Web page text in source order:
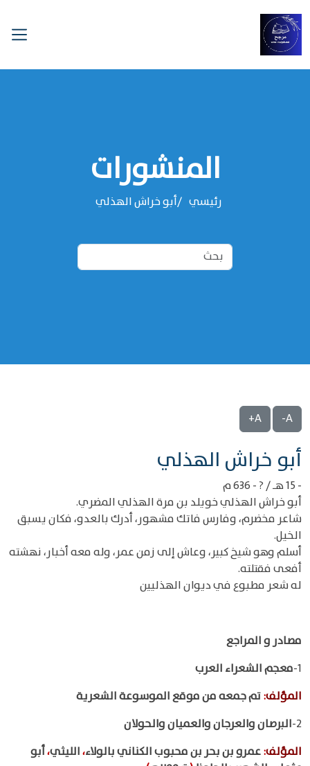
المنشورات
رئيسي ‌‌أبو خراش الهذلي
A-
A+
‌‌أبو خراش الهذلي
- 15 هـ / ? - 636 م
أبو خراش الهذلي خويلد بن مرة الهذلي المضري.
شاعر مخضرم، وفارس فاتك مشهور، أدرك بالعدو، فكان يسبق
الخيل.
أسلم وهو شيخ كبير، وعاش إلى زمن عمر، وله معه أخبار، نهشته
أفعى فقتلته.
له شعر مطبوع في ديوان الهذليين
مصادر و المراجع
1- معجم الشعراء العرب
المؤلف:تم جمعه من موقع الموسوعة الشعرية
2- البرصان والعرجان والعميان والحولان
المؤلف:عمرو بن بحر بن محبوب الكناني بالولاء،الليثي،أبو